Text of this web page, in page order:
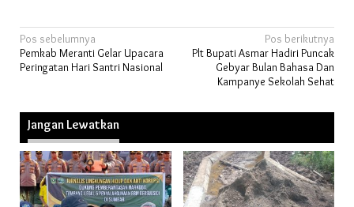
Navigasi
pos
Pos sebelumnya
Pemkab Meranti Gelar Upacara
Peringatan Hari Santri Nasional
Pos berikutnya
Plt Bupati Asmar Hadiri Puncak
Gebyar Bulan Bahasa Dan
Kampanye Sekolah Sehat
Jangan Lewatkan